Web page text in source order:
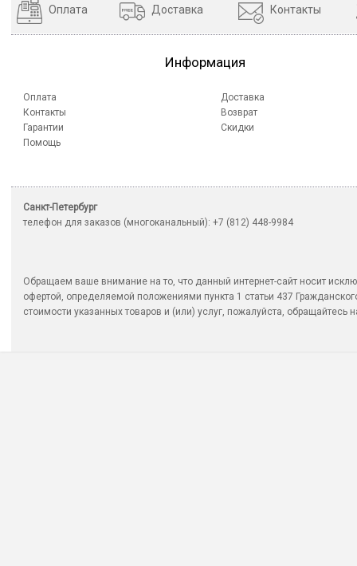
Оплата Доставка Контакты
Информация
Оплата
Контакты
Гарантии
Помощь
Доставка
Возврат
Скидки
Санкт-Петербург
телефон для заказов (многоканальный): +7 (812) 448-9984
Обращаем ваше внимание на то, что данный интернет-сайт носит
офертой, определяемой положениями пункта 1 статьи 437
стоимости указанных товаров и (или) услуг, пожалуйста, обращайтесь